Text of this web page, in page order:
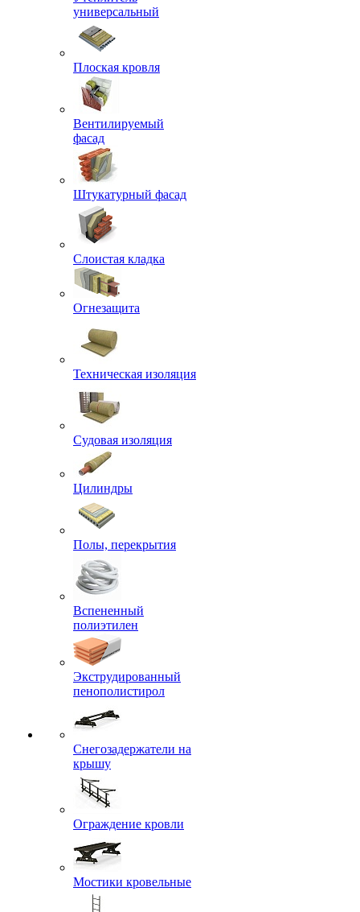
универсальный
Плоская кровля
Вентилируемый
фасад
Штукатурный фасад
Слоистая кладка
Огнезащита
Техническая изоляция
Судовая изоляция
Цилиндры
Полы, перекрытия
Вспененный
полиэтилен
Экструдированный
пенополистирол
Снегозадержатели на
крышу
Ограждение кровли
Мостики кровельные